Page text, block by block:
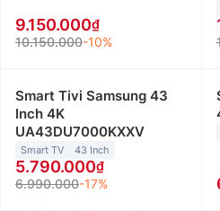
9.150.000
10.150.000-10%
Smart Tivi Samsung 43
Inch 4K
UA43DU7000KXXV
Smart TV 43 Inch
5.790.000
6.990.000-17%